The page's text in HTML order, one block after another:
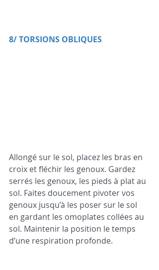
8/ TORSIONS OBLIQUES
Allongé sur le sol, placez les bras en
croix et fléchir les genoux. Gardez
serrés les genoux, les pieds à plat au
sol. Faites doucement pivoter vos
genoux jusqu’à les poser sur le sol
en gardant les omoplates collées au
sol. Maintenir la position le temps
d’une respiration profonde.